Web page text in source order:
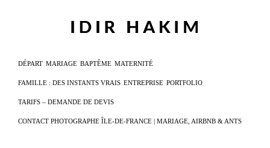
DÉPART MARIAGE BAPTÊME MATERNITÉ
FAMILLE : DES INSTANTS VRAIS ENTREPRISE PORTFOLIO
TARIFS – DEMANDE DE DEVIS
CONTACT PHOTOGRAPHE ÎLE-DE-FRANCE | MARIAGE, AIRBNB & ANTS